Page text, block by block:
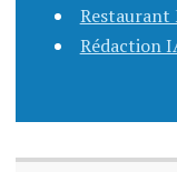
Restaurant
Rédaction